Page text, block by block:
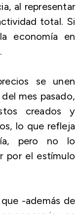
al representar
total. Si
economía en
se unen
mes pasado,
creados y
lo que refleja
pero no lo
por el estímulo
-además de